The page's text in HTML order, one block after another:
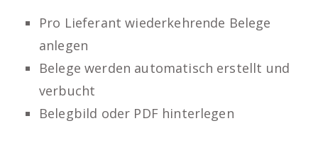
Pro Lieferant wiederkehrende Belege
anlegen
Belege werden automatisch erstellt und
verbucht
Belegbild oder PDF hinterlegen